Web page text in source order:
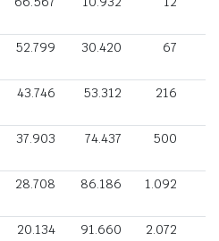
52.799 30.420 67
43.746 53.312 216
37.903 74.437 500
28.708 86.186 1.092
20.134 91.660 2.072